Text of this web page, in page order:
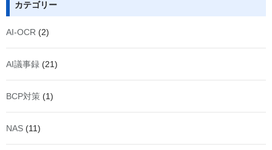
カテゴリー
AI-OCR (2)
AI議事録 (21)
BCP対策 (1)
NAS (11)